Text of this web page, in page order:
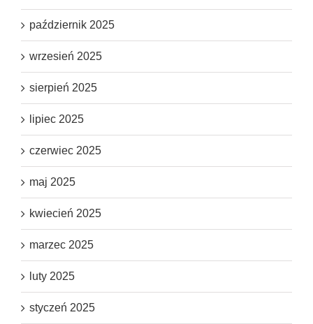
październik 2025
wrzesień 2025
sierpień 2025
lipiec 2025
czerwiec 2025
maj 2025
kwiecień 2025
marzec 2025
luty 2025
styczeń 2025